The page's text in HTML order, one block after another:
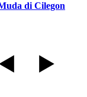
di Cilegon